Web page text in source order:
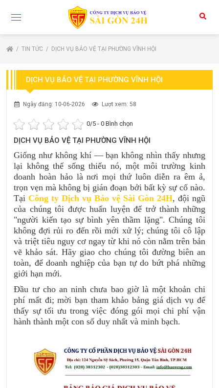
TIN TỨC DỊCH VỤ BẢO VỆ TẠI PHƯỜNG VĨNH HỘI
DỊCH VỤ BẢO VỆ TẠI PHƯỜNG VĨNH HỘI
Ngày đăng: 10-06-2026 Lượt xem: 58
0/5 -0 Bình chọn
DỊCH VỤ BẢO VỆ TẠI PHƯỜNG VĨNH HỘI
Giống như không khí — bạn không nhìn thấy nhưng
lại không thể sống thiếu nó, một môi trường kinh
doanh hoàn hảo là nơi mọi thứ luôn diễn ra êm ả,
trọn vẹn mà không bị gián đoạn bởi bất kỳ sự cố nào.
Tại Công ty Dịch vụ Bảo vệ Sài Gòn 24H, đội ngũ
của chúng tôi được huấn luyện để trở thành những
"người kiến tạo sự bình yên thầm lặng". Chúng tôi
không đợi rủi ro đến rồi mới xử lý; chúng tôi cô lập
và triệt tiêu nguy cơ ngay từ khi nó còn nằm trên bản
vẽ khảo sát. Hãy giao cho chúng tôi đường biên an
toàn, để doanh nghiệp của bạn tự do bứt phá những
giới hạn mới.
Đầu tư cho an ninh chưa bao giờ là một khoản chi
phí mất đi; mời bạn tham khảo bảng giá dịch vụ để
thấy sự tối ưu trong việc đóng gói mọi chi phí vận
hành thành một con số duy nhất và minh bạch.